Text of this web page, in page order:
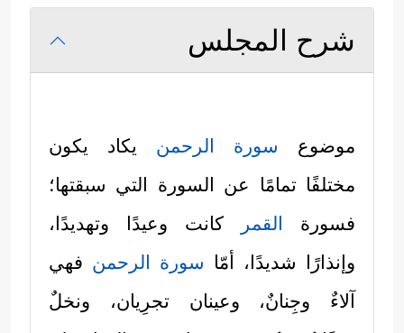
شرح المجلس
موضوع سورة الرحمن يكاد يكون
مختلفًا تمامًا عن السورة التي سبقتها؛
فسورة القمر
كانت وعيدًا وتهديدًا،
وإنذارًا شديدًا، أمّا سورة الرحمن فهي
آلاءٌ وجِنانٌ، وعينان تجرِيان، ونخلٌ